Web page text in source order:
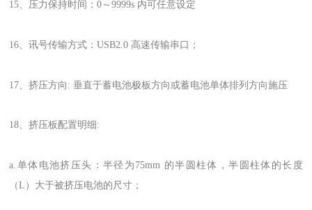
15、压力保持时间：0～9999s 内可任意设定
16、讯号传输方式：USB2.0 高速传输串口；
17、挤压方向: 垂直于蓄电池极板方向或蓄电池单体排列方向施压
18、挤压板配置明细:
a.单体电池挤压头：半径为75mm 的半圆柱体，半圆柱体的长度
（L）大于被挤压电池的尺寸；